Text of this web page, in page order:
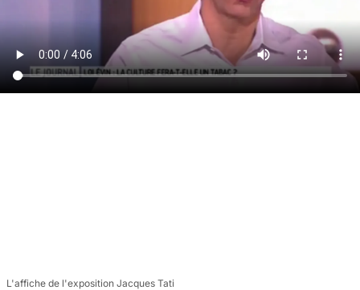
L'affiche de l'exposition Jacques Tati